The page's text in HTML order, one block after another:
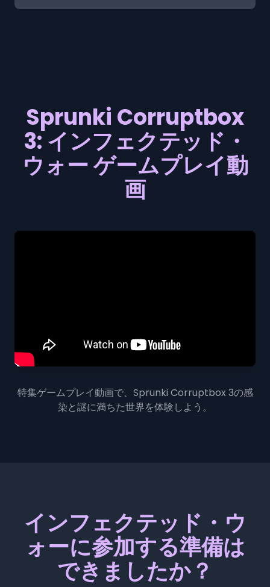
Sprunki Corruptbox
3: インフェクテッド・
ウォー ゲームプレイ動
画
特集ゲームプレイ動画で、Sprunki Corruptbox 3の感
染と謎に満ちた世界を体験しよう。
インフェクテッド・ウ
ォーに参加する準備は
できましたか？